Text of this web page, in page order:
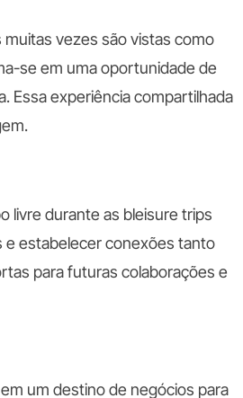
vezes são vistas como
se em uma oportunidade de
Essa experiência compartilhada
livre durante as bleisure trips
e estabelecer conexões tanto
para futuras colaborações e
um destino de negócios para